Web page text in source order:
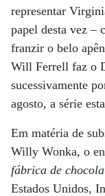
representar
papel desta vez –
franzir o belo
Will Ferrell faz o
sucessivamente
agosto, a série
Em matéria de
Willy Wonka, o
fábrica de
Estados Unidos,